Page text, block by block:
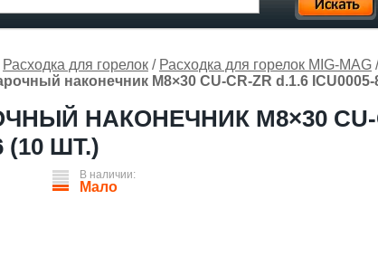
Расходка для горелок / Расходка для горелок MIG-MAG /
наконечник M8×30 CU-CR-ZR d.1.6 ICU0005-
НАКОНЕЧНИК M8×30 CU-
(10 ШТ.)
В наличии:
Мало